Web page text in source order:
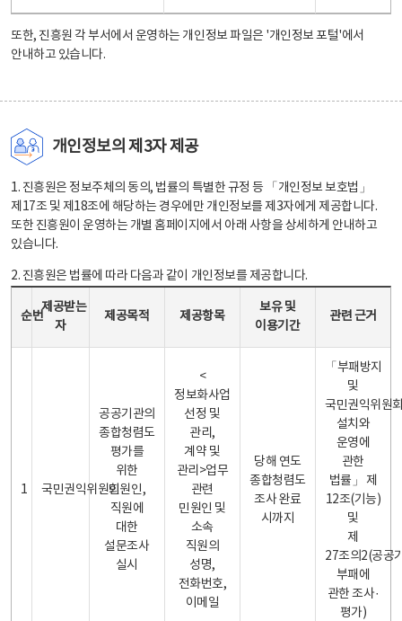
또한, 진흥원 각 부서에서 운영하는 개인정보 파일은 '개인정보 포털'에서
안내하고 있습니다.
개인정보의 제3자 제공
1. 진흥원은 정보주체의 동의, 법률의 특별한 규정 등 「개인정보 보호법」
제17조 및 제18조에 해당하는 경우에만 개인정보를 제3자에게 제공합니다.
또한 진흥원이 운영하는 개별 홈페이지에서 아래 사항을 상세하게 안내하고
있습니다.
2. 진흥원은 법률에 따라 다음과 같이 개인정보를 제공합니다.
순번
제공받는
자
제공목적 제공항목
보유 및
이용기간
관련 근거
1 국민권익위원회
공공기관의
종합청렴도
평가를
위한
민원인,
직원에
대한
설문조사
실시
<
정보화사업
선정 및
관리,
계약 및
관리>업무
관련
민원인 및
소속
직원의
성명,
전화번호,
이메일
당해 연도
종합청렴도
조사 완료
시까지
「부패방지
및
국민권익위원
설치와
운영에
관한
법률」 제
12조(기능)
및
제
27조의2(공공
부패에
관한 조사·
평가)